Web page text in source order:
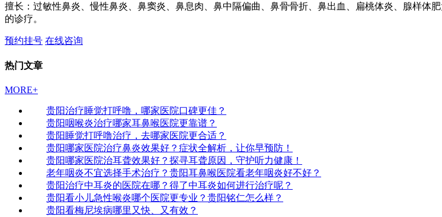
擅长：过敏性鼻炎、慢性鼻炎、鼻窦炎、鼻息肉、鼻中隔偏曲、鼻骨骨折、鼻出血、扁桃体炎、腺样体
的诊疗。
预约挂号 在线咨询
热门文章
MORE+
贵阳治疗睡觉打呼噜，哪家医院口碑更佳？
贵阳咽喉炎治疗哪家耳鼻喉医院更靠谱？
贵阳睡觉打呼噜治疗，去哪家医院更合适？
贵阳哪家医院治疗鼻炎效果好？症状全解析，让你早预防！
贵阳哪家医院治耳聋效果好？探寻耳聋原因，守护听力健康！
老年咽炎不宜选择手术治疗？贵阳耳鼻喉医院看老年咽炎好不好？
贵阳治疗中耳炎的医院在哪？得了中耳炎如何进行治疗呢？
贵阳看小儿急性喉炎哪个医院更专业？贵阳铭仁怎么样？
贵阳看梅尼埃病哪里又快、又有效？